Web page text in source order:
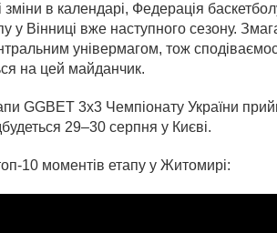
в календарі, Федерація
у Вінниці вже наступного сезону.
універмагом, тож
на цей майданчик.
GGBET 3х3 Чемпіонату України
29–30 серпня у Києві.
10 моментів етапу у Житомирі: